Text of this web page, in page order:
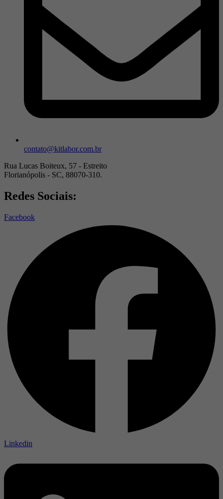
contato@kitlabor.com.br
Rua Lucas Boiteux, 57 - Estreito
Florianópolis - SC, 88070-310.
Redes Sociais:
Facebook
Linkedin